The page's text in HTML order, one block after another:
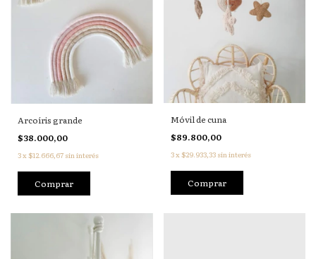
Arcoíris grande
$38.000,00
3x$12.666,67 sin interés
Comprar
Móvil de cuna
$89.800,00
3x$29.933,33 sin interés
Comprar